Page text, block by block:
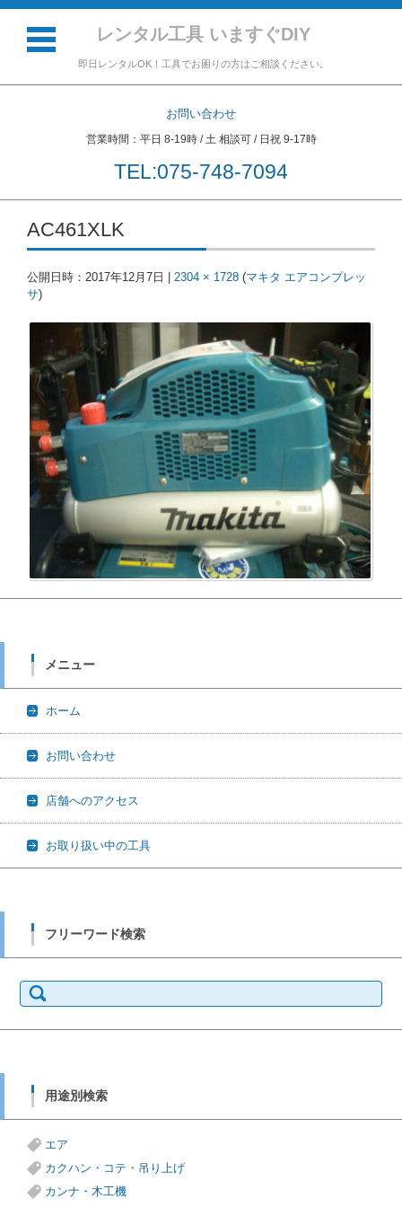
レンタル工具 いますぐDIY
即日レンタルOK！工具でお困りの方はご相談ください。
お問い合わせ
営業時間：平日 8-19時 / 土 相談可 / 日祝 9-17時
TEL:075-748-7094
コンテンツに移動
AC461XLK
公開日時： 2017年12月7日 2304 × 1728 (マキタ エアコンプレッ
サ)
メニュー
ホーム
お問い合わせ
店舗へのアクセス
お取り扱い中の工具
フリーワード検索
索:
用途別検索
エア
カクハン・コテ・吊り上げ
カンナ・木工機